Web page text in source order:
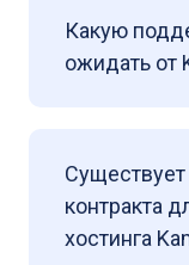
Какую
ожидать от
контракта
хостинга